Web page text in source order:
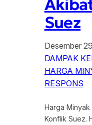
Suez
Desember
DAMPAK
HARGA
RESPONS
Harga
Konflik Suez.